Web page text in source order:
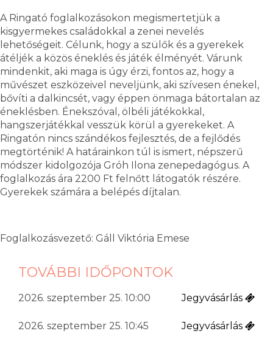
A Ringató foglalkozásokon megismertetjük a
kisgyermekes családokkal a zenei nevelés
lehetőségeit. Célunk, hogy a szülők és a gyerekek
átéljék a közös éneklés és játék élményét. Várunk
mindenkit, aki maga is úgy érzi, fontos az, hogy a
művészet eszközeivel neveljünk, aki szívesen énekel,
bővíti a dalkincsét, vagy éppen önmaga bátortalan az
éneklésben. Énekszóval, ölbéli játékokkal,
hangszerjátékkal vesszük körül a gyerekeket. A
Ringatón nincs szándékos fejlesztés, de a fejlődés
megtörténik! A határainkon túl is ismert, népszerű
módszer kidolgozója Gróh Ilona zenepedagógus. A
foglalkozás ára 2200 Ft felnőtt látogatók részére.
Gyerekek számára a belépés díjtalan.
Foglalkozásvezető: Gáll Viktória Emese
TOVÁBBI IDŐPONTOK
2026. szeptember 25. 10:00 Jegyvásárlás
2026. szeptember 25. 10:45 Jegyvásárlás